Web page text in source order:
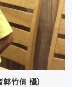
竹倩 攝）